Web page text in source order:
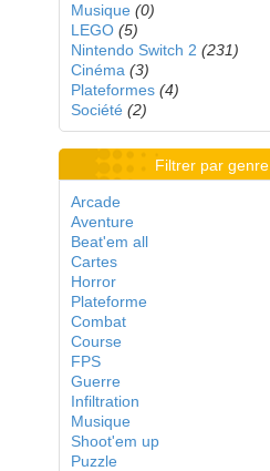
Musique (0)
LEGO (5)
Nintendo Switch 2 (231)
Cinéma (3)
Plateformes (4)
Société (2)
Filtrer par genre
Arcade
Aventure
Beat'em all
Cartes
Horror
Plateforme
Combat
Course
FPS
Guerre
Infiltration
Musique
Shoot'em up
Puzzle